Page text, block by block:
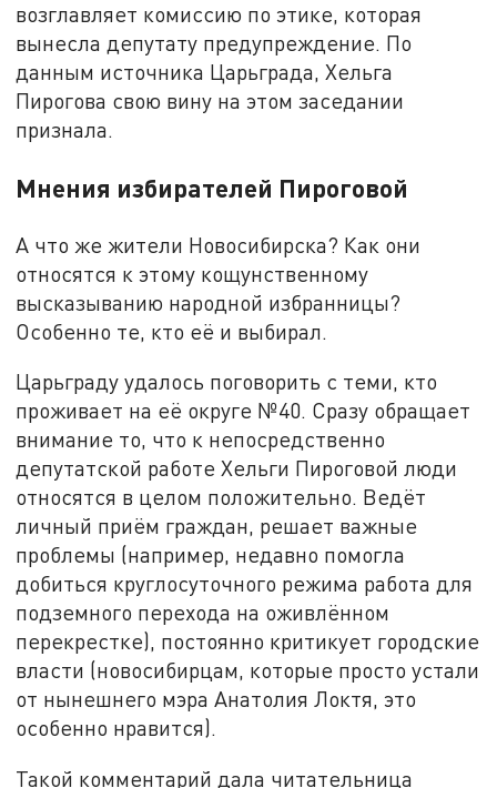
возглавляет комиссию по этике, которая
вынесла депутату предупреждение. По
данным источника Царьграда, Хельга
Пирогова свою вину на этом заседании
признала.
Мнения избирателей Пироговой
А что же жители Новосибирска? Как они
относятся к этому кощунственному
высказыванию народной избранницы?
Особенно те, кто её и выбирал.
Царьграду удалось поговорить с теми, кто
проживает на её округе №40. Сразу обращает
внимание то, что к непосредственно
депутатской работе Хельги Пироговой люди
относятся в целом положительно. Ведёт
личный приём граждан, решает важные
проблемы (например, недавно помогла
добиться круглосуточного режима работа для
подземного перехода на оживлённом
перекрестке), постоянно критикует городские
власти (новосибирцам, которые просто устали
от нынешнего мэра Анатолия Локтя, это
особенно нравится).
Такой комментарий дала читательница